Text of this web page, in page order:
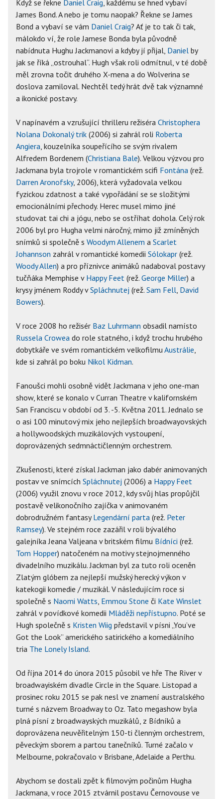
Když se řekne Daniel Craig, každému se hned vybaví
James Bond. A nebo je tomu naopak? Řekne se James
Bond a vybaví se vám Daniel Craig? Ať je to tak či tak,
málokdo ví, že role Jamese Bonda byla původně
nabídnuta Hughu Jackmanovi a kdyby jí přijal, Daniel by
jak se říká „ostrouhal“. Hugh však roli odmítnul, v té době
měl zrovna točit druhého X-mena a do Wolverina se
doslova zamiloval. Nechtěl tedý hrát dvě tak významné
a ikonické postavy.
V napínavém a vzrušující thrilleru režiséra Christophera
Nolana Dokonalý trik (2006) si zahrál roli Roberta
Angiera, kouzelníka soupeřícího se svým rivalem
Alfredem Bordenem (Christiana Bale). Velkou výzvou pro
Jackmana byla trojrole v romantickém scifi Fontána (rež.
Darren Aronofsky, 2006), která vyžadovala velkou
fyzickou zdatnost a také vypořádání se se složitými
emocionálními přechody. Herec musel mimo jiné
studovat tai chi a jógu, nebo se ostříhat dohola. Celý rok
2006 byl pro Hugha velmi náročný, mimo již zmíněných
snímků si společně s Woodym Allenem a Scarlet
Johannson zahrál v romantické komedii Sólokapr (rež.
Woody Allen) a pro příznivce animáků nadaboval postavy
tučňáka Memphise v Happy Feet (rež. George Miller) a
krysy jménem Roddy vSpláchnutej (rež. Sam Fell, David
Bowers).
V roce 2008 ho režisér Baz Luhrmann obsadil namísto
Russela Crowea do role statného, i když trochu hrubého
dobytkáře ve svém romantickém velkofilmuAustrálie,
kde si zahrál po boku Nikol Kidman.
Fanoušci mohli osobně vidět Jackmana v jeho one-man
show, které se konalo v Curran Theatre v kalifornském
San Franciscu v období od 3. -5. Května 2011. Jednalo se
o asi 100 minutový mix jeho nejlepších broadwayovských
a hollywoodských muzikálových vystoupení,
doprovázených sedmnáctičlenným orchestrem.
Zkušenosti, které získal Jackman jako dabér animovaných
postav ve snímcích Spláchnutej (2006) a Happy Feet
(2006) využil znovu v roce 2012, kdy svůj hlas propůjčil
postavě velikonočního zajíčka v animovaném
dobrodružném fantasyLegendární parta (rež. Peter
Ramsey). Ve stejném roce zazářil v roli bývalého
galejníka Jeana Valjeana v britském filmu Bídníci (rež.
Tom Hopper) natočeném na motivy stejnojmenného
divadelního muzikálu. Jackman byl za tuto roli oceněn
Zlatým glóbem za nejlepší mužský herecký výkon v
katekogii komedie / muzikál. V následujícím roce si
společně s Naomi Watts, Emmou Stone či Kate Winslet
zahrál v povídkové komedii Mláděži nepřístupno. Poté se
Hugh společně s Kristen Wiig představil v písni „You’ve
Got the Look” amerického satirického a komediálního
tria The Lonely Island.
Od října 2014 do února 2015 působil ve hře The River v
broadwayiském divadle Circle in the Square. Listopad a
prosinec roku 2015 se pak nesl ve znamení australského
turné s názvem Broadway to Oz. Tato megashow byla
plná písní z broadwayských muzikálů, z Bídníků a
doprovázena neuvěřitelným 150-ti členným orchestrem,
pěveckým sborem a partou tanečníků. Turné začalo v
Melbourne, pokračovalo v Brisbane, Adelaide a Perthu.
Abychom se dostali zpět k filmovým počinům Hugha
Jackmana, v roce 2015 ztvárnil postavu Černovouse ve